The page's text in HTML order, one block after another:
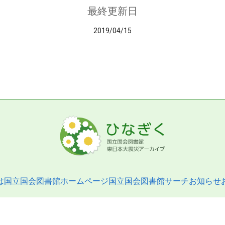
最終更新日
2019/04/15
国立国会図書館ホームページ国立国会図書館サーチお知らせ